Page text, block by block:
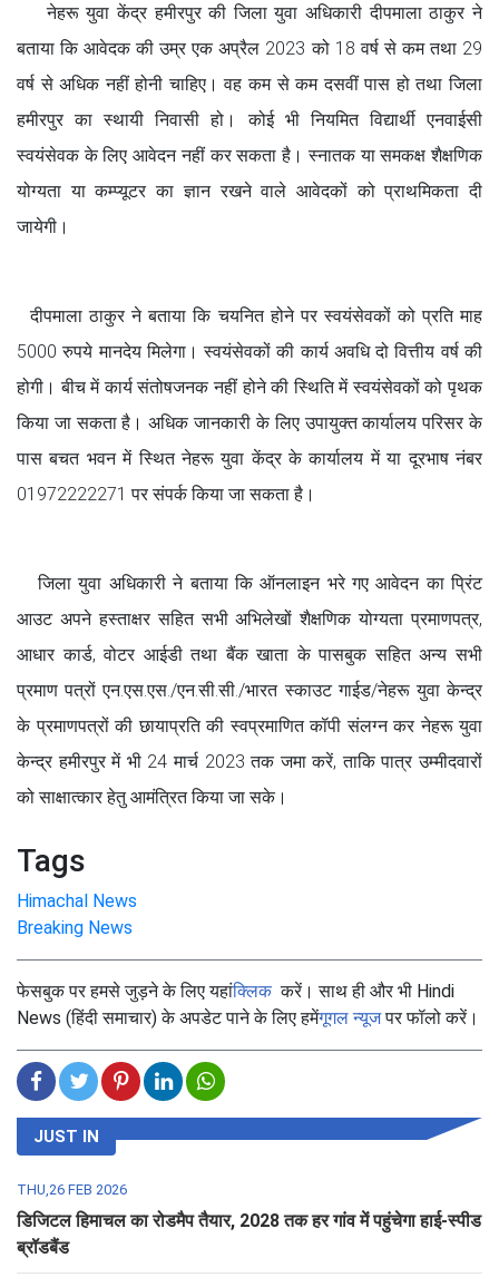
नेहरू युवा केंद्र हमीरपुर की जिला युवा अधिकारी दीपमाला ठाकुर ने
बताया कि आवेदक की उम्र एक अप्रैल 2023 को 18 वर्ष से कम तथा 29
वर्ष से अधिक नहीं होनी चाहिए। वह कम से कम दसवीं पास हो तथा जिला
हमीरपुर का स्थायी निवासी हो। कोई भी नियमित विद्यार्थी एनवाईसी
स्वयंसेवक के लिए आवेदन नहीं कर सकता है। स्नातक या समकक्ष शैक्षणिक
योग्यता या कम्प्यूटर का ज्ञान रखने वाले आवेदकों को प्राथमिकता दी
जायेगी।
दीपमाला ठाकुर ने बताया कि चयनित होने पर स्वयंसेवकों को प्रति माह
5000 रुपये मानदेय मिलेगा। स्वयंसेवकों की कार्य अवधि दो वित्तीय वर्ष की
होगी। बीच में कार्य संतोषजनक नहीं होने की स्थिति में स्वयंसेवकों को पृथक
किया जा सकता है। अधिक जानकारी के लिए उपायुक्त कार्यालय परिसर के
पास बचत भवन में स्थित नेहरू युवा केंद्र के कार्यालय में या दूरभाष नंबर
01972222271 पर संपर्क किया जा सकता है।
जिला युवा अधिकारी ने बताया कि ऑनलाइन भरे गए आवेदन का प्रिंट
आउट अपने हस्ताक्षर सहित सभी अभिलेखों शैक्षणिक योग्यता प्रमाणपत्र,
आधार कार्ड, वोटर आईडी तथा बैंक खाता के पासबुक सहित अन्य सभी
प्रमाण पत्रों एन.एस.एस./एन.सी.सी./भारत स्काउट गाईड/नेहरू युवा केन्द्र
के प्रमाणपत्रों की छायाप्रति की स्वप्रमाणित कॉपी संलग्न कर नेहरू युवा
केन्द्र हमीरपुर में भी 24 मार्च 2023 तक जमा करें, ताकि पात्र उम्मीदवारों
को साक्षात्कार हेतु आमंत्रित किया जा सके।
Tags
Himachal News
Breaking News
फेसबुक पर हमसे जुड़ने के लिए यहांक्लिककरें। साथ ही और भी Hindi
News (हिंदी समाचार) के अपडेट पाने के लिए हमेंगूगल न्यूजपर फॉलो करें।
JUST IN
THU,26 FEB 2026
डिजिटल हिमाचल का रोडमैप तैयार, 2028 तक हर गांव में पहुंचेगा हाई-स्पीड
ब्रॉडबैंड